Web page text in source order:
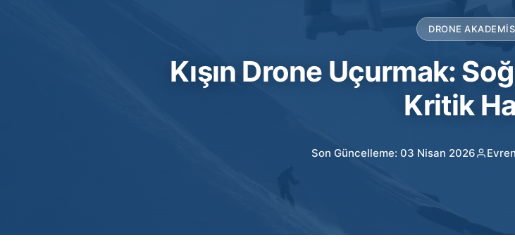
DRONE
Kışın Drone Uçurmak:
Kritik
Son Güncelleme: 03 Nisan 2026